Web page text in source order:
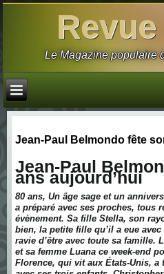
Le Magazine populaire
Jean-Paul Belmondo fête
Jean-Paul
ans aujourd’hui
80 ans, Un âge sage et un
a préparé avec ses proches, tous
évènement. Sa fille Stella, son
bien, la petite fille qu’il a eue
ravie d’être avec toute sa famille.
et sa femme Luana ce week-end
Florence, qui vit aux États-Unis, a